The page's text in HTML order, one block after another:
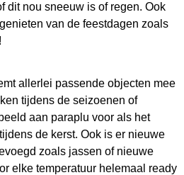
dit nou sneeuw is of regen. Ook
van de feestdagen zoals
allerlei passende objecten mee
tijdens de seizoenen of
aan paraplu voor als het
de kerst. Ook is er nieuwe
zoals jassen of nieuwe
elke temperatuur helemaal ready